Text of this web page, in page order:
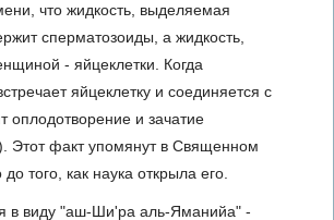
что жидкость, выделяемая
сперматозоиды, а жидкость,
- яйцеклетки. Когда
яйцеклетку и соединяется с
оплодотворение и зачатие
Этот факт упомянут в Священном
того, как наука открыла его.
в виду "аш-Ши'ра аль-Яманийа" -